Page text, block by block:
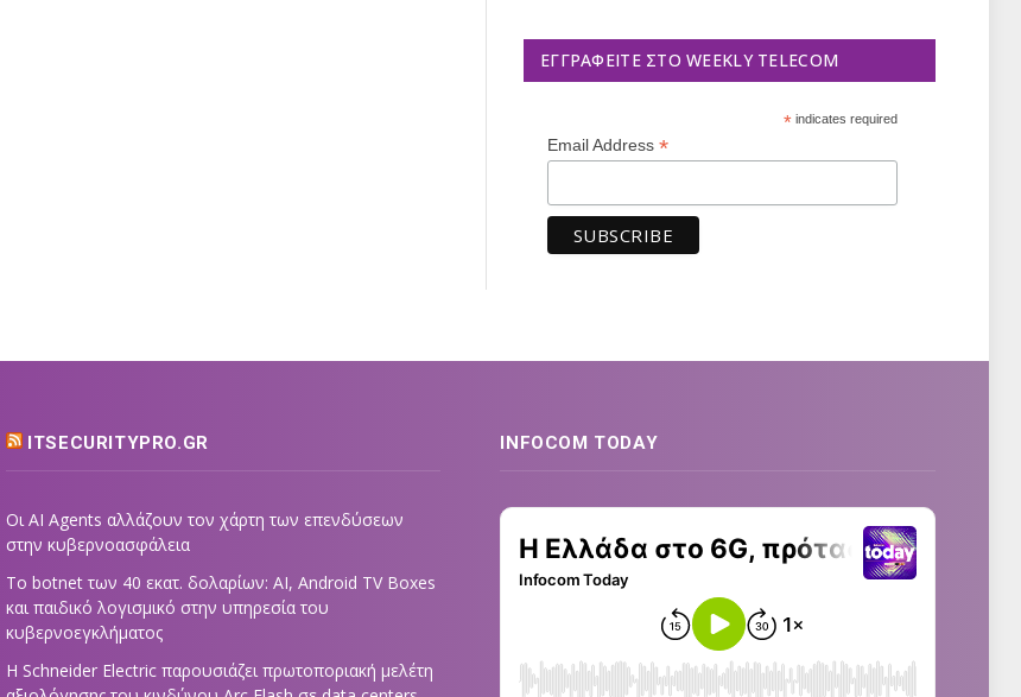
ΕΓΓΡΑΦΕΊΤΕ ΣΤΟ WEEKLY TELECOM
*indicates required
Email Address *
ITSECURITYPRO.GR
Οι AI Agents αλλάζουν τον χάρτη των επενδύσεων
στην κυβερνοασφάλεια
Το botnet των 40 εκατ. δολαρίων: AI, Android TV Boxes
και παιδικό λογισμικό στην υπηρεσία του
κυβερνοεγκλήματος
Η Schneider Electric παρουσιάζει πρωτοποριακή μελέτη
INFOCOM TODAY